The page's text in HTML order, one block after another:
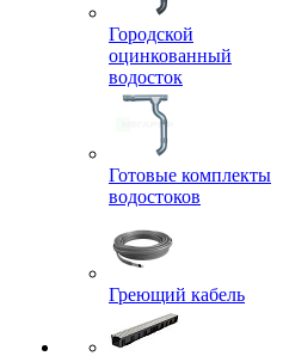
Городской
оцинкованный
водосток
Готовые комплекты
водостоков
Греющий кабель